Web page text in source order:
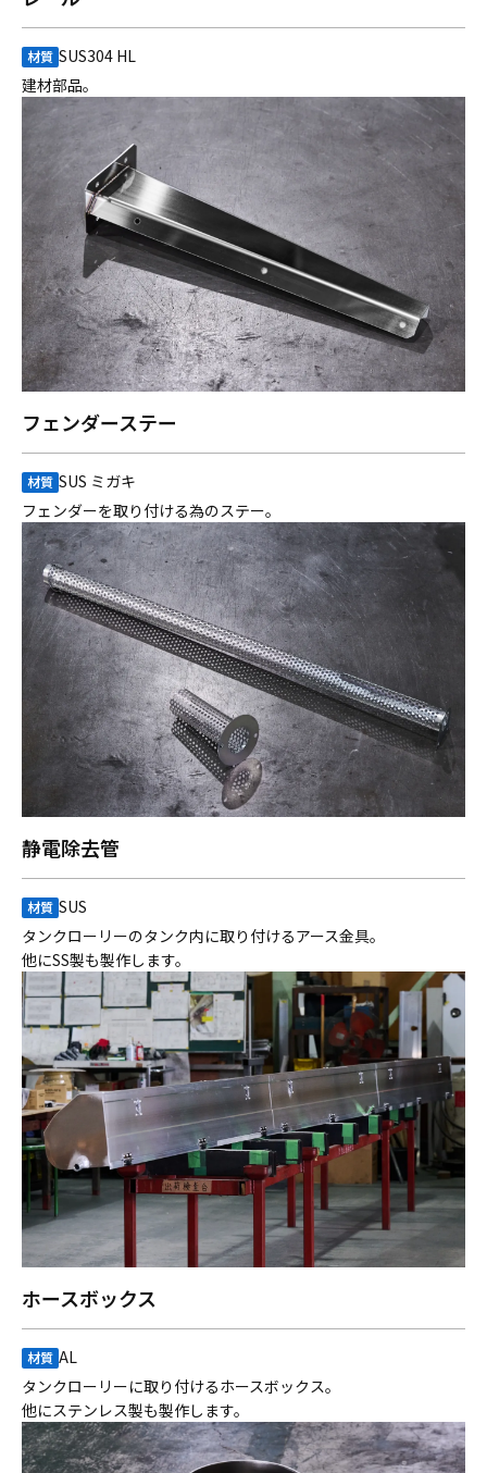
材質 SUS304 HL
建材部品。
フェンダーステー
材質 SUS ミガキ
フェンダーを取り付ける為のステー。
静電除去管
材質 SUS
タンクローリーのタンク内に取り付けるアース金具。
他にSS製も製作します。
ホースボックス
材質 AL
タンクローリーに取り付けるホースボックス。
他にステンレス製も製作します。